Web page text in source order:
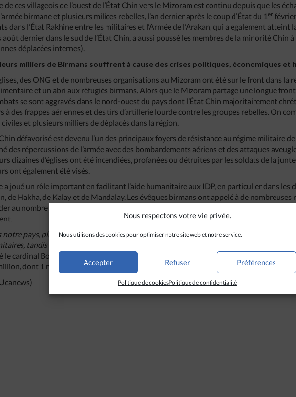
Nous respectons votre vie privée.
Nous utilisons des cookies pour optimiser notre site web et notre service.
Accepter Refuser Préférences
Politique de cookiesPolitique de confidentialité
de ces villageois de l’ouest de l’État Chin vers le Mizoram est continu depuis que les
birmane et plusieurs milices rebelles, l’an dernier après le coup d’État du 1er
dans l’État Rakhine entre les militaires et l’Armée de l’Arakan, qui a également atteint
août dernier dans le sud de l’État Chin, a aussi poussé les membres de la minorité Chin à
déplacées internes).
milliers de Birmans souffrent à cause des crises politiques, économiques et
des ONG et de nombreuses organisations au Mizoram ont été sur le front dans la
et un abri aux réfugiés birmans. Alors que le Mizoram partage une longue
se sont aggravés dans le nord-ouest du pays dont l’État Chin majoritairement
à des frappes aériennes et des tirs d’artillerie lourde contre les groupes rebelles. On
civiles et plusieurs milliers de déplacés dans la région.
Chin défavorisé est devenu l’un des principaux foyers de résistance au régime militaire
des répercussions de l’armée avec des bombardements aériens et des attaques
dizaines d’églises ont été incendiées, profanées ou détruites par les soldats de la
ont également été visés.
a joué un rôle important en facilitant l’aide humanitaire aux IDP, en particulier dans les
de Hakha, de Kalay et de Mandalay. Les évêques birmans ont appelé à de
au nombre croissant d’IDP alors que les déplacés souffrent d’un besoin urgent de
notre pays, plusieurs milliers de personnes souffrent à cause des crises politiques,
tandis que des églises et des monastères sont bombardés, des villages incendiés
le cardinal Bo dans une homélie le 9 octobre. Au 3 octobre, le nombre d’IDP en
dont 1 million de nouveaux déplacés depuis février 2021, selon le dernier rapport